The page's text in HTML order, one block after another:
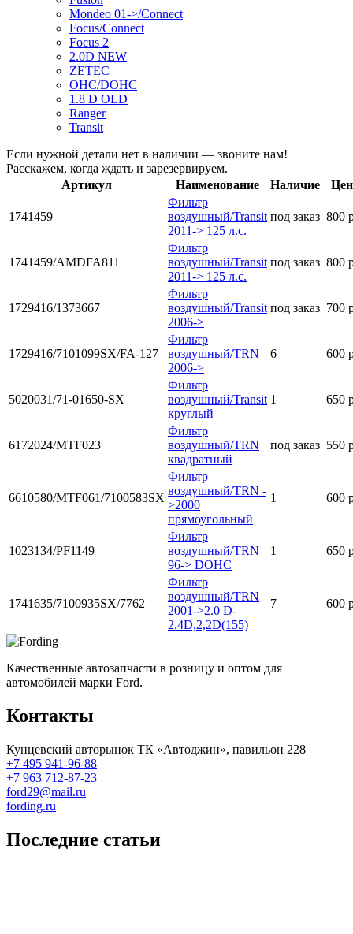
Mondeo 01->/Connect
Focus/Connect
Focus 2
2.0D NEW
ZETEC
OHC/DOHC
1.8 D OLD
Ranger
Transit
Если нужной детали нет в наличии — звоните нам!
Расскажем, когда ждать и зарезервируем.
Артикул
Наименование Наличие
1741459
Фильтр
воздушный/Transit
2011-> 125 л.с.
под заказ 800
1741459/AMDFA811
Фильтр
воздушный/Transit
2011-> 125 л.с.
под заказ 800
1729416/1373667
Фильтр
воздушный/Transit
2006->
под заказ 700
1729416/7101099SX/FA-127
Фильтр
воздушный/TRN
2006->
6 600
5020031/71-01650-SX
Фильтр
воздушный/Transit
круглый
1 650
6172024/MTF023
Фильтр
воздушный/TRN
квадратный
под заказ 550
6610580/MTF061/7100583SX
Фильтр
воздушный/TRN -
>2000
прямоугольный
1 600
1023134/PF1149
Фильтр
воздушный/TRN
96-> DOHC
1 650
1741635/7100935SX/7762
Фильтр
воздушный/TRN
2001->2.0 D-
2.4D,2,2D(155)
7 600
Качественные автозапчасти в розницу и оптом для
автомобилей марки Ford.
Контакты
Кунцевский авторынок ТК «Автоджин», павильон 228
+7 495 941-96-88
+7 963 712-87-23
ford29@mail.ru
fording.ru
Последние статьи